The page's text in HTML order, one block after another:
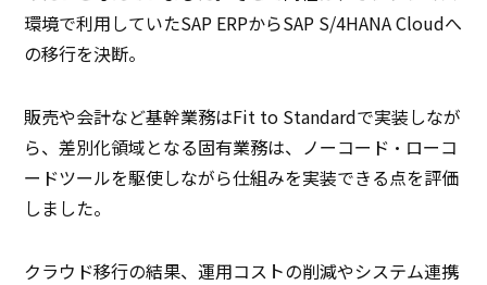
環境で利用していたSAP ERPからSAP S/4HANA Cloudへ
の移行を決断。
販売や会計など基幹業務はFit to Standardで実装しなが
ら、差別化領域となる固有業務は、ノーコード・ローコ
ードツールを駆使しながら仕組みを実装できる点を評価
しました。
クラウド移行の結果、運用コストの削減やシステム連携